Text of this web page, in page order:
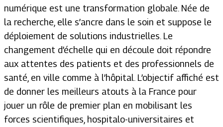
numérique est une transformation globale. Née de
la recherche, elle s’ancre dans le soin et suppose le
déploiement de solutions industrielles. Le
changement d’échelle qui en découle doit répondre
aux attentes des patients et des professionnels de
santé, en ville comme à l’hôpital. L’objectif affiché est
de donner les meilleurs atouts à la France pour
jouer un rôle de premier plan en mobilisant les
forces scientifiques, hospitalo-universitaires et